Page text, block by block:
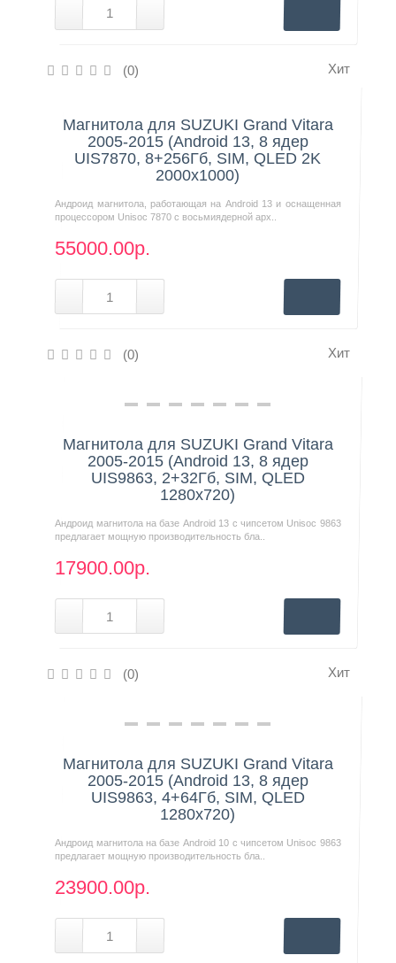
(0) Хит
Магнитола для SUZUKI Grand Vitara
2005-2015 (Android 13, 8 ядер
UIS7870, 8+256Гб, SIM, QLED 2K
2000x1000)
Андроид магнитола, работающая на Android 13 и оснащенная
процессором Unisoc 7870 с восьмиядерной арх..
55000.00р.
(0) Хит
Нашли дешевле?
Магнитола для SUZUKI Grand Vitara
2005-2015 (Android 13, 8 ядер
UIS9863, 2+32Гб, SIM, QLED
1280x720)
Андроид магнитола на базе Android 13 с чипсетом Unisoc 9863
предлагает мощную производительность бла..
17900.00р.
(0) Хит
Нашли дешевле?
Магнитола для SUZUKI Grand Vitara
2005-2015 (Android 13, 8 ядер
UIS9863, 4+64Гб, SIM, QLED
1280x720)
Андроид магнитола на базе Android 10 с чипсетом Unisoc 9863
предлагает мощную производительность бла..
23900.00р.